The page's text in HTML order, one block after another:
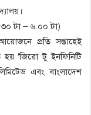
টা – ৬.০০ টা)
প্রতি সপ্তাহেই
হয় ‘জিরো টু ইনফিনিটি
এবং বাংলাদেশ